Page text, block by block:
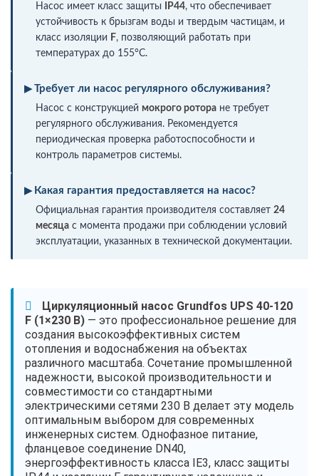
Насос имеет класс защиты IP44, что обеспечивает
устойчивость к брызгам воды и твердым частицам, и
класс изоляции F, позволяющий работать при
температурах до 155°C.
Требует ли насос регулярного обслуживания?
Насос с конструкцией мокрого ротора не требует
регулярного обслуживания. Рекомендуется
периодическая проверка работоспособности и
контроль параметров системы.
Какая гарантия предоставляется на насос?
Официальная гарантия производителя составляет 24
месяца с момента продажи при соблюдении условий
эксплуатации, указанных в технической документации.
Циркуляционный насос Grundfos UPS 40-120
F (1×230 В) — это профессиональное решение для
создания высокоэффективных систем
отопления и водоснабжения на объектах
различного масштаба. Сочетание промышленной
надежности, высокой производительности и
совместимости со стандартными
электрическими сетями 230 В делает эту модель
оптимальным выбором для современных
инженерных систем. Однофазное питание,
фланцевое соединение DN40,
энергоэффективность класса IE3, класс защиты